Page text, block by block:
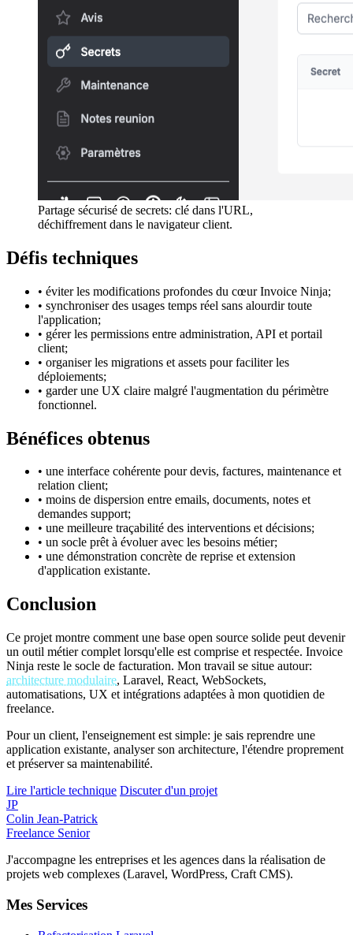
Partage sécurisé de secrets: clé dans l'URL,
déchiffrement dans le navigateur client.
Défis techniques
• éviter les modifications profondes du cœur Invoice Ninja;
• synchroniser des usages temps réel sans alourdir toute
l'application;
• gérer les permissions entre administration, API et portail
client;
• organiser les migrations et assets pour faciliter les
déploiements;
• garder une UX claire malgré l'augmentation du périmètre
fonctionnel.
Bénéfices obtenus
• une interface cohérente pour devis, factures, maintenance et
relation client;
• moins de dispersion entre emails, documents, notes et
demandes support;
• une meilleure traçabilité des interventions et décisions;
• un socle prêt à évoluer avec les besoins métier;
• une démonstration concrète de reprise et extension
d'application existante.
Conclusion
Ce projet montre comment une base open source solide peut devenir
un outil métier complet lorsqu'elle est comprise et respectée. Invoice
Ninja reste le socle de facturation. Mon travail se situe autour:
architecture modulaire, Laravel, React, WebSockets,
automatisations, UX et intégrations adaptées à mon quotidien de
freelance.
Pour un client, l'enseignement est simple: je sais reprendre une
application existante, analyser son architecture, l'étendre proprement
et préserver sa maintenabilité.
Lire l'article technique Discuter d'un projet
JP
Colin Jean-Patrick
Freelance Senior
J'accompagne les entreprises et les agences dans la réalisation de
projets web complexes (Laravel, WordPress, Craft CMS).
Mes Services